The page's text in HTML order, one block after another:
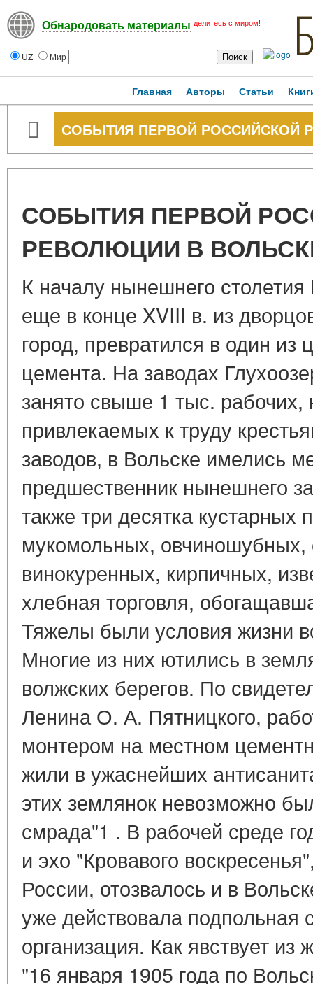
Обнародовать материалы делитесь с миром!
UZ Мир
Главная Авторы Статьи
СОБЫТИЯ ПЕРВОЙ РОССИЙСКОЙ
СОБЫТИЯ ПЕРВОЙ
РЕВОЛЮЦИИ В
К началу нынешнего
еще в конце XVIII в. из
город, превратился в один из
цемента. На заводах
занято свыше 1 тыс. рабочих,
привлекаемых к труду
заводов, в Вольске имелись
предшественник нынешнего
также три десятка кустарных
мукомольных, овчиношубных,
винокуренных, кирпичных,
хлебная торговля,
Тяжелы были условия жизни
Многие из них ютились в
волжских берегов. По
Ленина О. А. Пятницкого,
монтером на местном
жили в ужаснейших
этих землянок невозможно
смрада"1 . В рабочей среде
и эхо "Кровавого
России, отозвалось и в
уже действовала подпольная
организация. Как явствует
"16 января 1905 года по